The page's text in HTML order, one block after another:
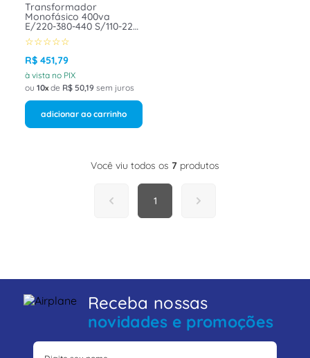
Transformador
Monofásico 400va
E/220-380-440 S/110-220
- Minuzzi
☆☆☆☆☆
R$ 451,79
à vista no PIX
ou 10 de R$ 50,19 sem juros
adicionar ao carrinho
Você viu todos os 7 produtos
1
Receba nossas
novidades e promoções